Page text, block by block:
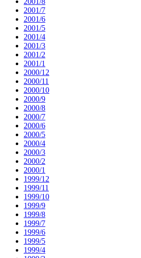
2001/7
2001/6
2001/5
2001/4
2001/3
2001/2
2001/1
2000/12
2000/11
2000/10
2000/9
2000/8
2000/7
2000/6
2000/5
2000/4
2000/3
2000/2
2000/1
1999/12
1999/11
1999/10
1999/9
1999/8
1999/7
1999/6
1999/5
1999/4